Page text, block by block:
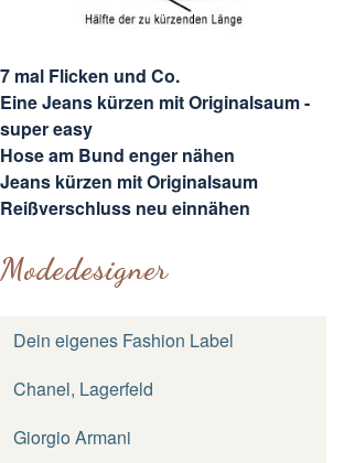
7 mal Flicken und Co.
Eine Jeans kürzen mit Originalsaum -
super easy
Hose am Bund enger nähen
Jeans kürzen mit Originalsaum
Reißverschluss neu einnähen
Modedesigner
Dein eigenes Fashion Label
Chanel, Lagerfeld
Giorgio Armani